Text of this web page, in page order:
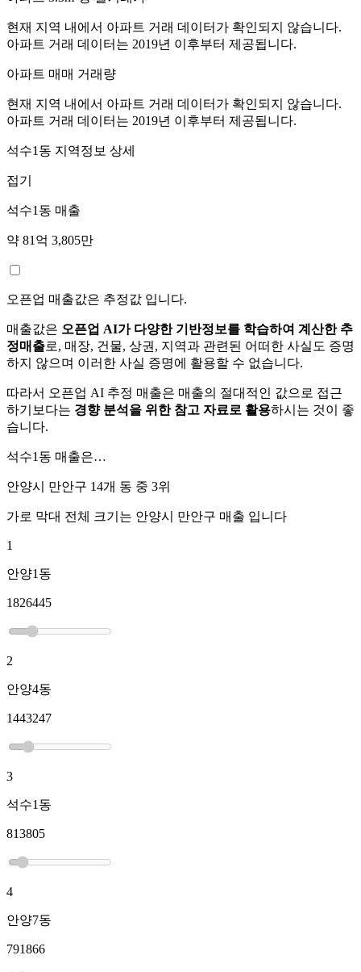
현재 지역 내에서 아파트 거래 데이터가 확인되지 않습니다.
아파트 거래 데이터는 2019년 이후부터 제공됩니다.
아파트 매매 거래량
현재 지역 내에서 아파트 거래 데이터가 확인되지 않습니다.
아파트 거래 데이터는 2019년 이후부터 제공됩니다.
석수1동 지역정보 상세
접기
석수1동 매출
약 81억 3,805만
오픈업 매출값은 추정값 입니다.
매출값은 오픈업 AI가 다양한 기반정보를 학습하여 계산한 추
정매출로, 매장, 건물, 상권, 지역과 관련된 어떠한 사실도 증명
하지 않으며 이러한 사실 증명에 활용할 수 없습니다.
따라서 오픈업 AI 추정 매출은 매출의 절대적인 값으로 접근
하기보다는 경향 분석을 위한 참고 자료로 활용하시는 것이 좋
습니다.
석수1동 매출은…
안양시 만안구 14개 동 중 3위
가로 막대 전체 크기는 안양시 만안구 매출 입니다
1
안양1동
1826445
2
안양4동
1443247
3
석수1동
813805
4
안양7동
791866